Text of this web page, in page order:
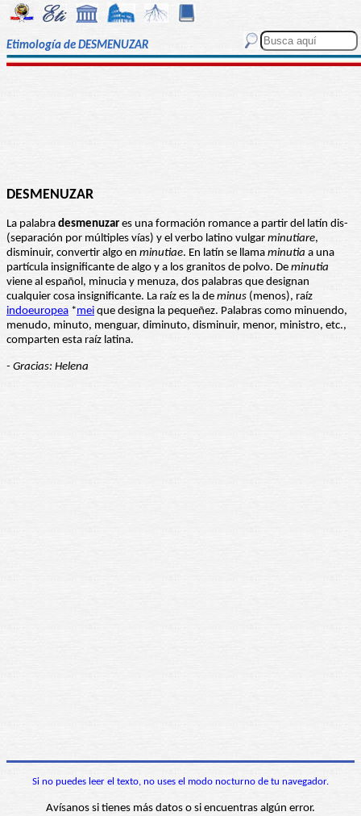
Etimología de DESMENUZAR
DESMENUZAR
La palabra desmenuzar es una formación romance a partir del latín dis-
(separación por múltiples vías) y el verbo latino vulgar minutiare,
disminuir, convertir algo en minutiae. En latín se llama minutia a una
partícula insignificante de algo y a los granitos de polvo. De minutia
viene al español, minucia y menuza, dos palabras que designan
cualquier cosa insignificante. La raíz es la de minus (menos), raíz
indoeuropea *mei que designa la pequeñez. Palabras como minuendo,
menudo, minuto, menguar, diminuto, disminuir, menor, ministro, etc.,
comparten esta raíz latina.
- Gracias: Helena
Si no puedes leer el texto, no uses el modo nocturno de tu navegador.
Avísanos si tienes más datos o si encuentras algún error.